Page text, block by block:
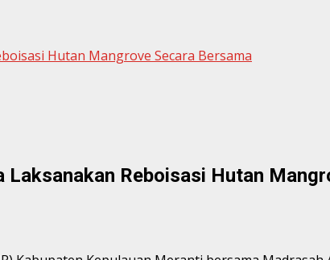
Hutan Mangrove Secara Bersama
Reboisasi Hutan